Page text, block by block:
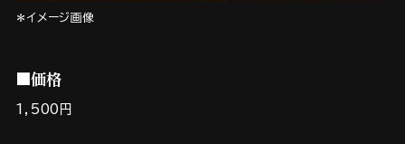
＊イメージ画像
■価格
1,500円